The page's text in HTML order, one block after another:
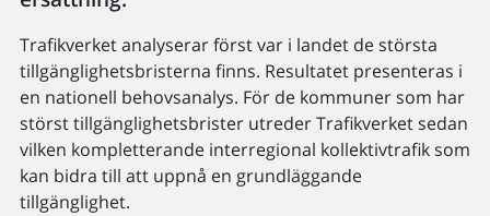
Trafikverket analyserar först var i landet de största
tillgänglighetsbristerna finns. Resultatet presenteras i
en nationell behovsanalys. För de kommuner som har
störst tillgänglighetsbrister utreder Trafikverket sedan
vilken kompletterande interregional kollektivtrafik som
kan bidra till att uppnå en grundläggande
tillgänglighet.